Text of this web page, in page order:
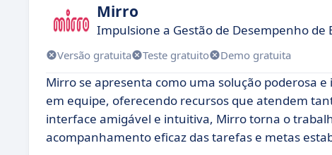
Mirro
Impulsione a Gestão de Desempenho de
Versão gratuita Teste gratuito Demo gratuita
Mirro se apresenta como uma solução poderosa
em equipe, oferecendo recursos que atendem
interface amigável e intuitiva, Mirro torna o
acompanhamento eficaz das tarefas e metas